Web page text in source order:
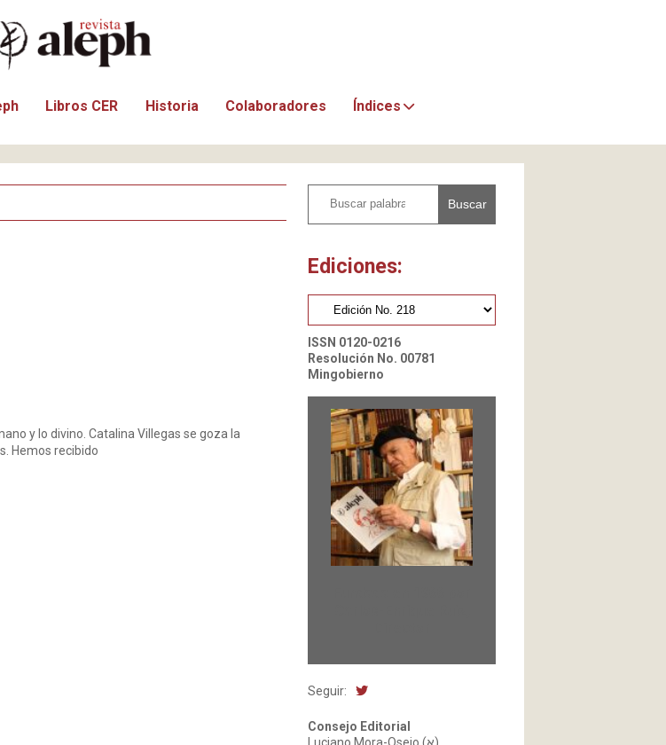
Libros CER Historia Colaboradores Índices
y lo divino. Catalina Villegas se goza la
Hemos recibido
Buscar
Ediciones:
ISSN 0120-0216
Resolución No. 00781
Mingobierno
Seguir:
Consejo Editorial
Luciano Mora-Osejo (א)